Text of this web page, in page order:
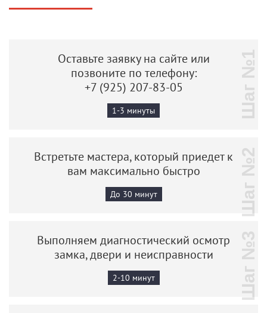
Оставьте заявку на сайте или
позвоните по телефону:
+7 (925) 207-83-05
1-3 минуты Шаг №1
Встретьте мастера, который приедет к
вам максимально быстро
До 30 минут Шаг №2
Выполняем диагностический осмотр
замка, двери и неисправности
2-10 минут Шаг №3